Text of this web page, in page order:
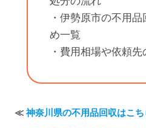
・伊勢原市の不用
め一覧
・費用相場や依頼
≪ 神奈川県の不用品回収はこち